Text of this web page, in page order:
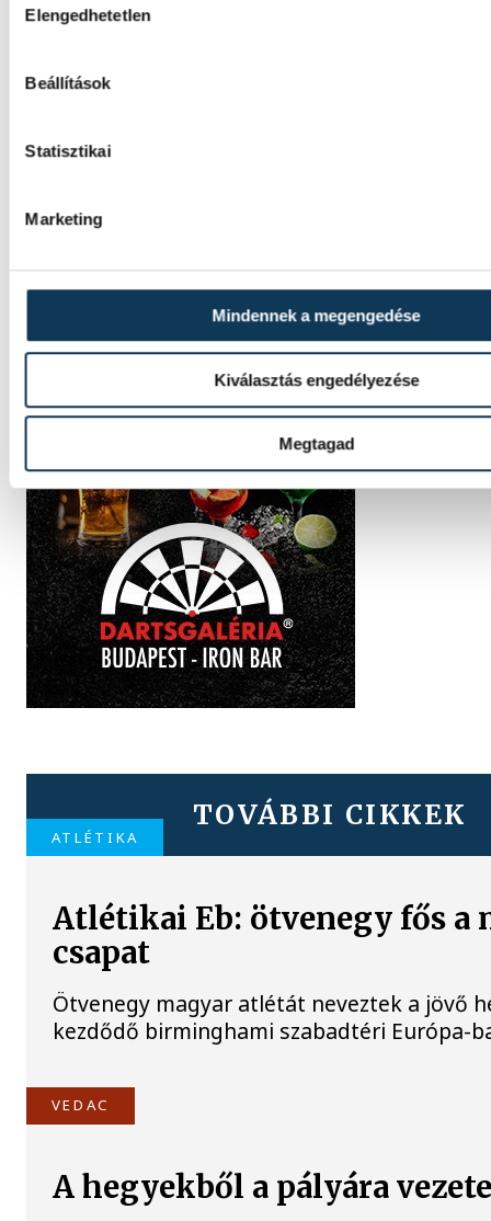
Elengedhetetlen
Beállítások
Statisztikai
Marketing
Mindennek a megengedése
Kiválasztás engedélyezése
Megtagad
TOVÁBBI CIKKEK
ATLÉTIKA
Atlétikai Eb: ötvenegy fős a
csapat
Ötvenegy magyar atlétát neveztek a jövő
kezdődő birminghami szabadtéri Európa-
VEDAC
A hegyekből a pályára